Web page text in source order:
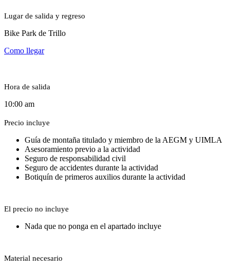
Lugar de salida y regreso
Bike Park de Trillo
Como llegar
Hora de salida
10:00 am
Precio incluye
Guía de montaña titulado y miembro de la AEGM y UIMLA
Asesoramiento previo a la actividad
Seguro de responsabilidad civil
Seguro de accidentes durante la actividad
Botiquín de primeros auxilios durante la actividad
El precio no incluye
Nada que no ponga en el apartado incluye
Material necesario